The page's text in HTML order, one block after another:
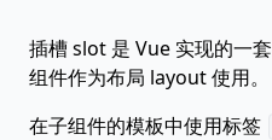
插槽 slot 是 Vue 实现的一套
组件作为布局 layout 使用。
在子组件的模板中使用标签